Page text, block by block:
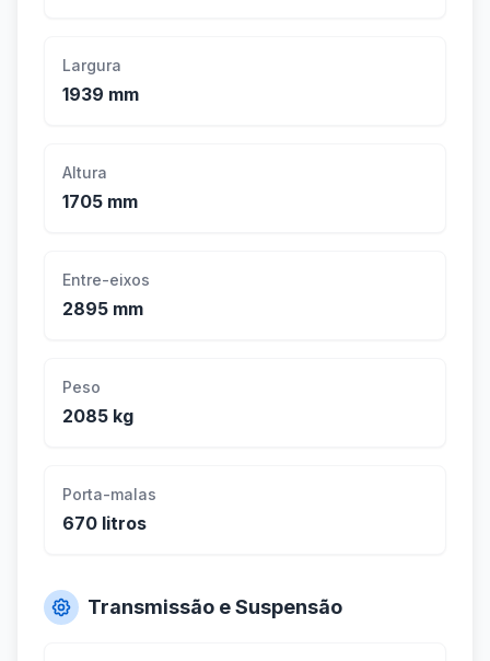
Largura
1939 mm
Altura
1705 mm
Entre-eixos
2895 mm
Peso
2085 kg
Porta-malas
670 litros
Transmissão e Suspensão